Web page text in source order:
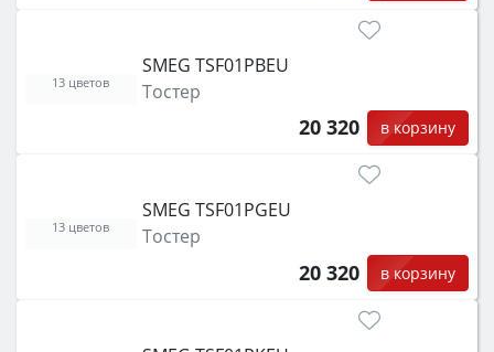
SMEG TSF01PBEU
Тостер
20 320 в корзину
13 цветов
SMEG TSF01PGEU
Тостер
20 320 в корзину
13 цветов